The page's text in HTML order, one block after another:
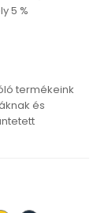
5 %
termékeink
és